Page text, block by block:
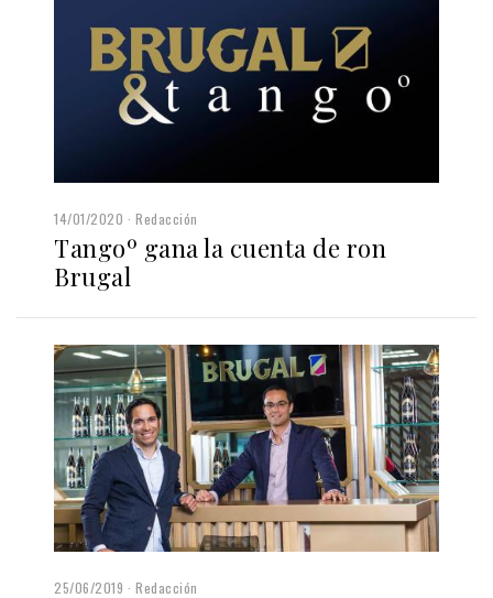
14/01/2020 Redacción
Tangoº gana la cuenta de ron
Brugal
25/06/2019 Redacción